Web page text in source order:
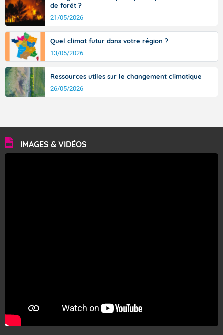
de forêt ?
21/05/2026
Quel climat futur dans votre région ?
13/05/2026
Ressources utiles sur le changement climatique
26/05/2026
IMAGES & VIDÉOS